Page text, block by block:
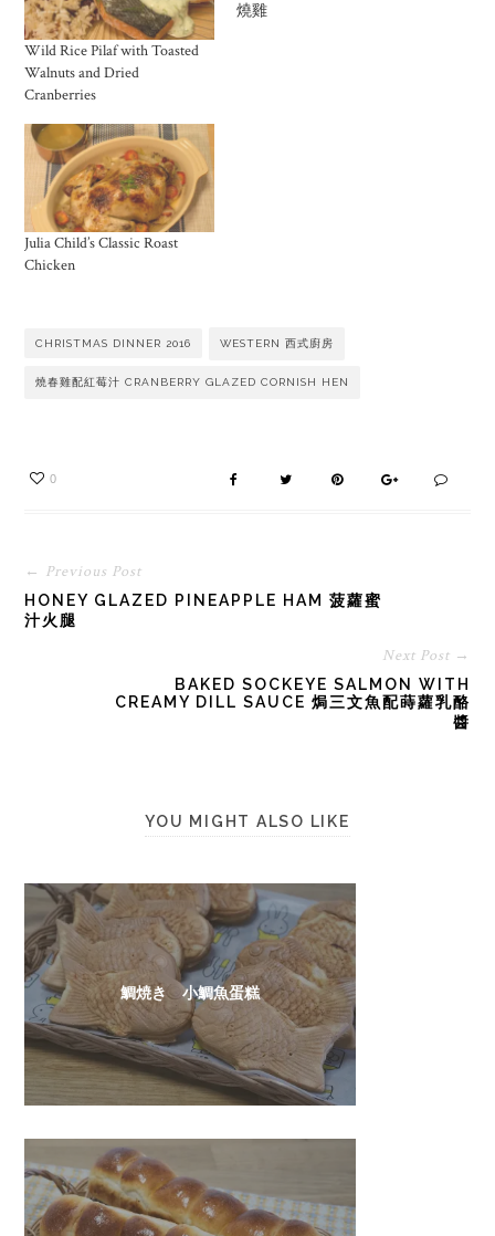
Wild Rice Pilaf with Toasted
Walnuts and Dried
Cranberries
燒雞
Julia Child’s Classic Roast
Chicken
CHRISTMAS DINNER 2016 WESTERN 西式廚房
燒春雞配紅莓汁 CRANBERRY GLAZED CORNISH HEN
0
← Previous Post
HONEY GLAZED PINEAPPLE HAM 菠蘿蜜
汁火腿
Next Post →
BAKED SOCKEYE SALMON WITH
CREAMY DILL SAUCE 焗三文魚配蒔蘿乳酪
醬
YOU MIGHT ALSO LIKE
鯛焼き 小鯛魚蛋糕